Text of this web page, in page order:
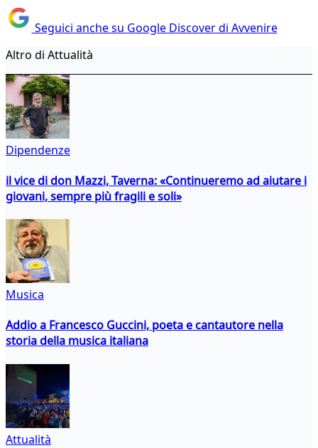
Seguici anche su Google Discover di Avvenire
Altro di Attualità
Dipendenze
il vice di don Mazzi, Taverna: «Continueremo ad aiutare i
giovani, sempre più fragili e soli»
Musica
Addio a Francesco Guccini, poeta e cantautore nella
storia della musica italiana
Attualità